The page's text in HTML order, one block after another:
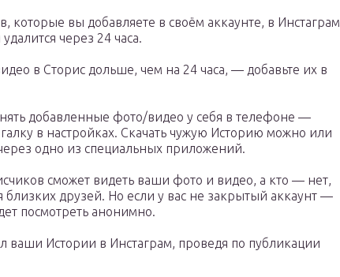
которые вы добавляете в своём аккаунте, в Инстаграм
через 24 часа.
в Сторис дольше, чем на 24 часа, — добавьте их в
добавленные фото/видео у себя в телефоне —
в настройках. Скачать чужую Историю можно или
одно из специальных приложений.
сможет видеть ваши фото и видео, а кто — нет,
близких друзей. Но если у вас не закрытый аккаунт —
посмотреть анонимно.
ваши Истории в Инстаграм, проведя по публикации